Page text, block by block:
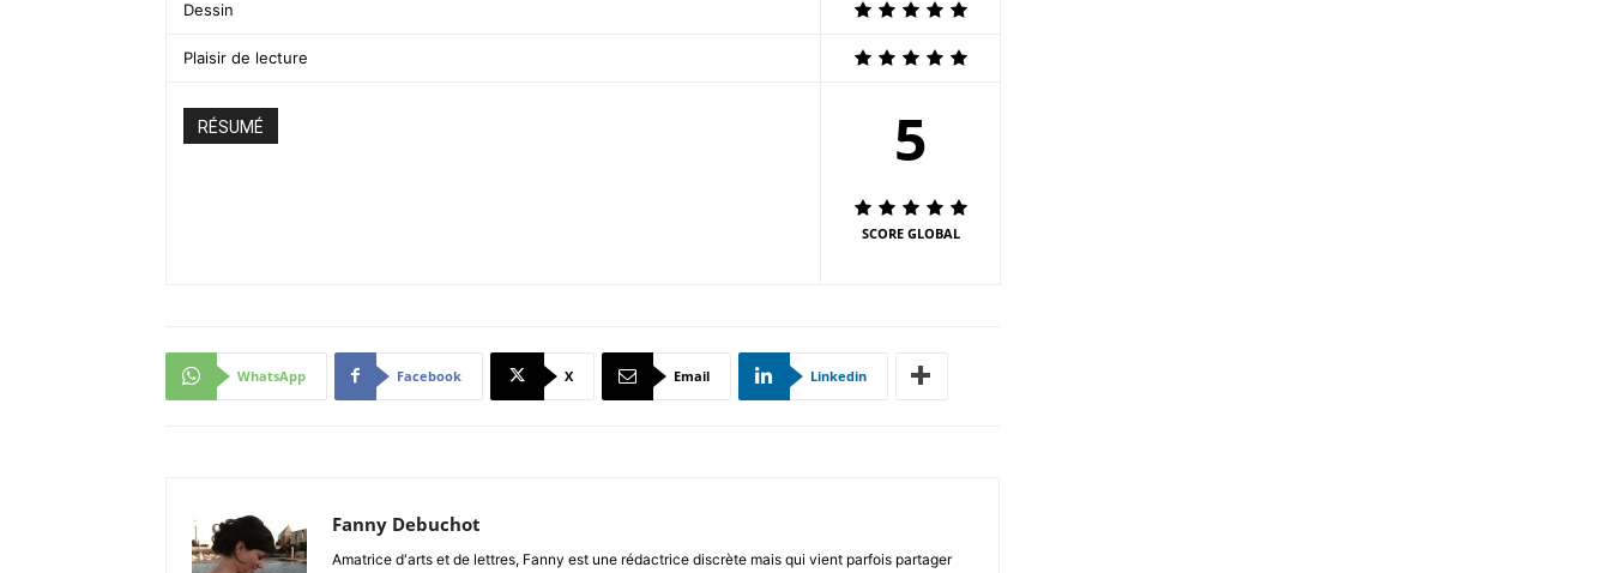
Dessin
Plaisir de lecture
RÉSUMÉ 5
SCORE GLOBAL
WhatsApp Facebook X Email Linkedin
Fanny Debuchot
Amatrice d'arts et de lettres, Fanny est une rédactrice discrète mais qui vient parfois partager